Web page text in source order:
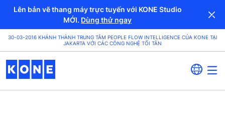
Lên bản vẽ thang máy trực tuyến với KONE Studio
MỚI. Dùng thử ngay
30-03-2016 KHÁNH THÀNH TRUNG TÂM PEOPLE FLOW INTELLIGENCE CỦA KONE TẠI
JAKARTA VỚI CÁC CÔNG NGHỆ TỐI TÂN